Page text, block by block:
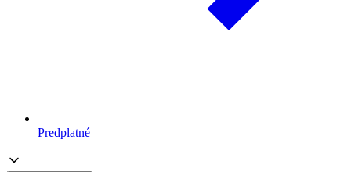
Predplatné